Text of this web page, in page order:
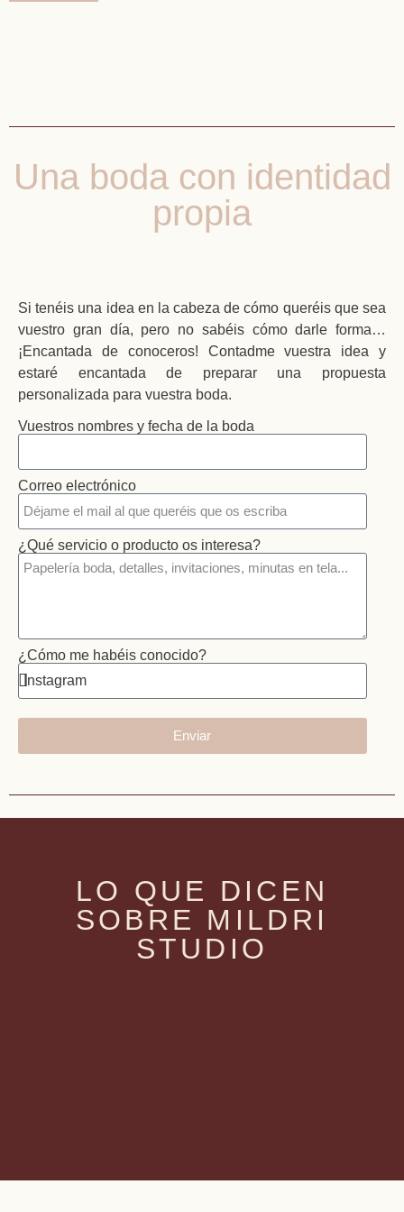
Una boda con identidad
propia
Si tenéis una idea en la cabeza de cómo queréis que sea
vuestro gran día, pero no sabéis cómo darle forma…
¡Encantada de conoceros! Contadme vuestra idea y
estaré encantada de preparar una propuesta
personalizada para vuestra boda.
Vuestros nombres y fecha de la boda
Correo electrónico
¿Qué servicio o producto os interesa?
¿Cómo me habéis conocido?
Enviar
LO QUE DICEN
SOBRE MILDRI
STUDIO